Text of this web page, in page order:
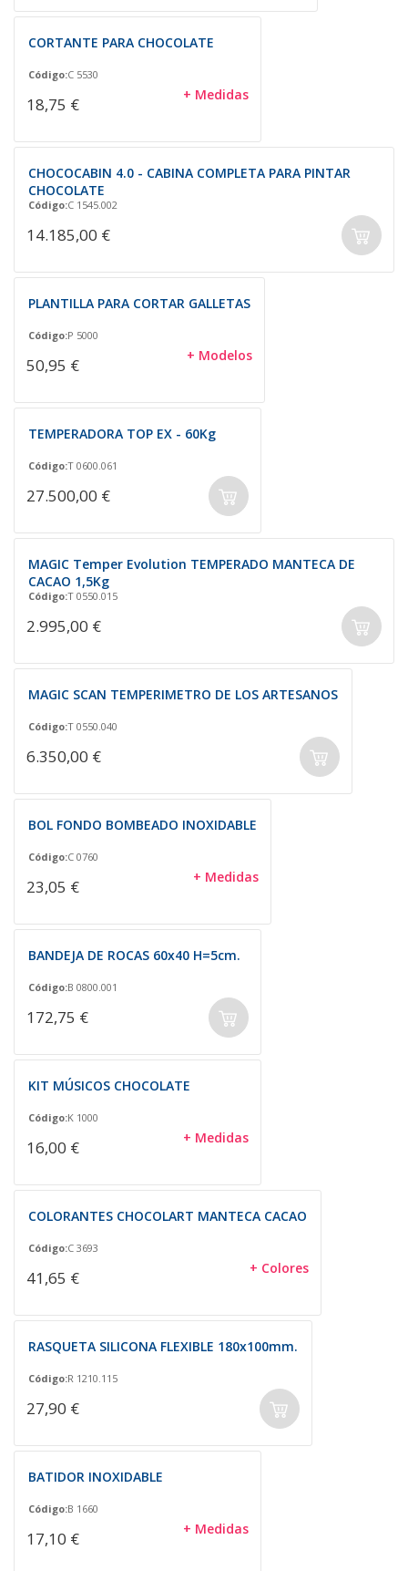
CORTANTE PARA CHOCOLATE
Código:C 5530
18,75 € + Medidas
CHOCOCABIN 4.0 - CABINA COMPLETA PARA PINTAR
CHOCOLATE
Código:C 1545.002
14.185,00 €
PLANTILLA PARA CORTAR GALLETAS
Código:P 5000
50,95 € + Modelos
TEMPERADORA TOP EX - 60Kg
Código:T 0600.061
27.500,00 €
MAGIC Temper Evolution TEMPERADO MANTECA DE
CACAO 1,5Kg
Código:T 0550.015
2.995,00 €
MAGIC SCAN TEMPERIMETRO DE LOS ARTESANOS
Código:T 0550.040
6.350,00 €
BOL FONDO BOMBEADO INOXIDABLE
Código:C 0760
23,05 € + Medidas
BANDEJA DE ROCAS 60x40 H=5cm.
Código:B 0800.001
172,75 €
KIT MÚSICOS CHOCOLATE
Código:K 1000
16,00 € + Medidas
COLORANTES CHOCOLART MANTECA CACAO
Código:C 3693
41,65 € + Colores
RASQUETA SILICONA FLEXIBLE 180x100mm.
Código:R 1210.115
27,90 €
BATIDOR INOXIDABLE
Código:B 1660
17,10 € + Medidas